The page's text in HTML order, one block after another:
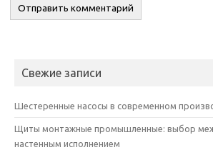
Свежие записи
Шестеренные насосы в современном
Щиты монтажные промышленные: выбор
настенным исполнением